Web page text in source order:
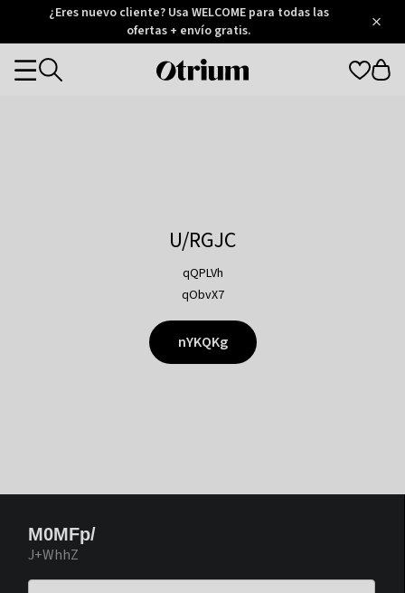
Otrium
Trustpilot
¿Eres nuevo cliente? Usa WELCOME para todas las
ofertas + envío gratis.
Otrium
Categories
U/RGJC
qQPLVh
qObvX7
nYKQKg
M0MFp/
J+WhhZ